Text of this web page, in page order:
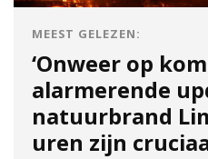
MEEST GELEZEN:
‘Onweer op
alarmerende
natuurbrand
uren zijn